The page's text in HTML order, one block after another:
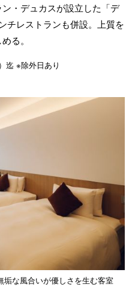
・デュカスが設立した「デ
チレストランも併設。上質を
る。
迄 ※除外日あり
垢な風合いが優しさを生む客室